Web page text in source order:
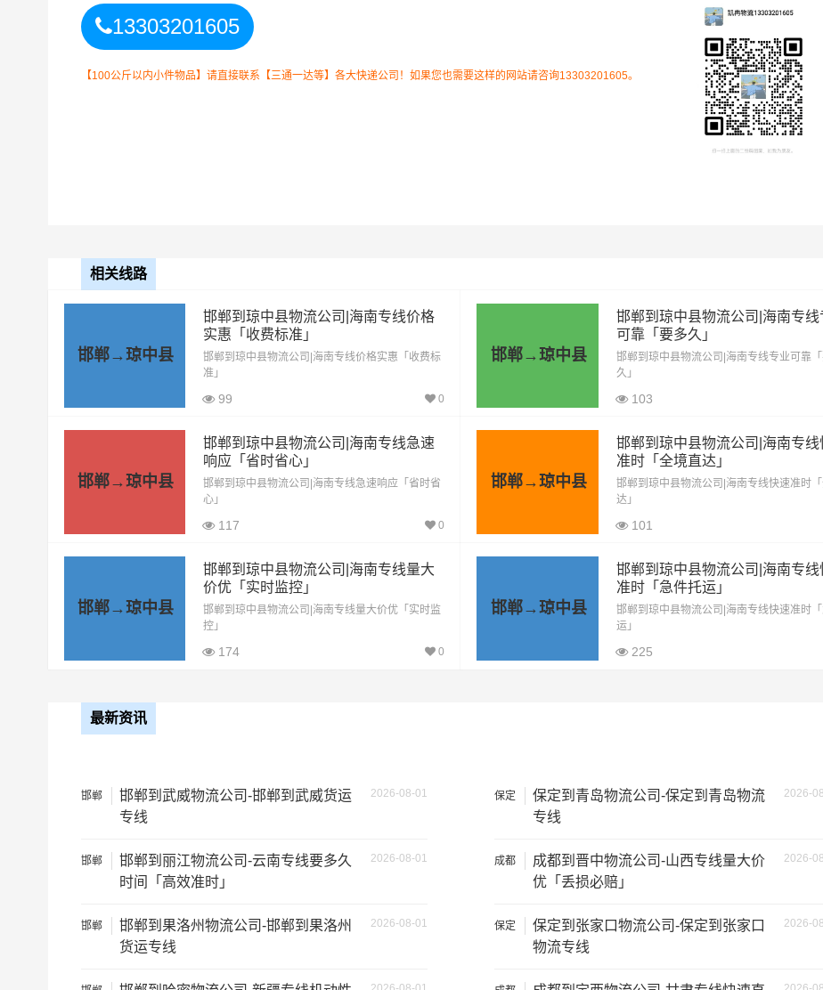
4小时送货
上门区域
长征镇、吊罗山乡、国营长征农场、国营加钗农场、国营黎母山林业公司、红毛镇、和平镇、黎母
山镇、岭头茶场、南方农场、什运乡、上安乡、湾岭镇、乌石农场、阳江农场、营根镇、中平镇（详
细送货位置请电话沟通）
零担专线费用为市场透明价，仅供参考，不作为最终成交价格，望知晓！实际费用
6.8米高栏 5.5元 2703.7公里
8.5元 22975.5元
17.5米平板 10.5元 2703.7公里 28381.5元
整车运输价格计算方式通常是按单价×公里，以上报价为市场透明价，仅供参考，不作为最终成交价
根据货物类型选择合适车型
车型 装载重量（ 吨
依维柯 9立方 1.5吨 2.4×1.8×2.2
微型货车 6立方 1.2吨 2×1.8×2.2
中型货车 2吨
13303201605
【100公斤以内小件物品】请直接联系【三通一达等】各大快递公司！如果您也需要这样的网站请咨询13303201605。
相关线路
邯郸→琼中县
邯郸到琼中县物流公司|海南专线价格
实惠「收费标准」
邯郸到琼中县物流公司|海南专线价格实惠「收费标
准」
99 0
邯郸→琼中县
邯郸到琼中县物流公司|海南专线
可靠「要多久」
邯郸到琼中县物流公司|海南专线专业可靠
久」
103
邯郸→琼中县
邯郸到琼中县物流公司|海南专线急速
响应「省时省心」
邯郸到琼中县物流公司|海南专线急速响应「省时省
心」
117 0
邯郸→琼中县
邯郸到琼中县物流公司|海南专线
准时「全境直达」
邯郸到琼中县物流公司|海南专线快速准时「
达」
101
邯郸→琼中县
邯郸到琼中县物流公司|海南专线量大
价优「实时监控」
邯郸到琼中县物流公司|海南专线量大价优「实时监
控」
174 0
邯郸→琼中县
邯郸到琼中县物流公司|海南专线
准时「急件托运」
邯郸到琼中县物流公司|海南专线快速准时
运」
225
最新资讯
邯郸 2026-08-01
邯郸到武威物流公司-邯郸到武威货运
专线
邯郸 2026-08-01
邯郸到丽江物流公司-云南专线要多久
时间「高效准时」
邯郸 2026-08-01
邯郸到果洛州物流公司-邯郸到果洛州
货运专线
保定 2026-
保定到青岛物流公司-保定到青岛物流
专线
成都 2026-
成都到晋中物流公司-山西专线量大价
优「丢损必赔」
保定 2026-
保定到张家口物流公司-保定到张家口
物流专线